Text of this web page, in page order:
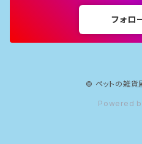
フォロ
© ペットの雑貨
Powered